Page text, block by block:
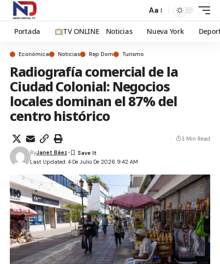
Aa
Portada TV ONLINE Noticias Nueva York
Económica Noticias Rep Dom Turismo
Radiografía comercial de la
Ciudad Colonial: Negocios
locales dominan el 87% del
centro histórico
Last Updated: 4 De Julio De 2026 9:42 AM
ByJanet Báez
3 Min Read